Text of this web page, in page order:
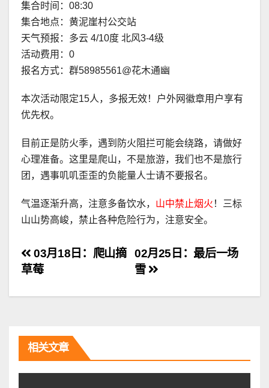
集合时间：08:30
集合地点：黄泥崖村公交站
天气预报：多云 4/10度 北风3-4级
活动费用：0
报名方式：群58985561@花木通幽
本次活动限定15人，多报无效！户外网徽章用户享有
优先权。
目前正是防火季，遇到防火阻拦可能会绕路，请做好
心理准备。这里是爬山，不是旅游，我们也不是旅行
团，遇事叽叽歪歪的负能量人士请不要报名。
气温逐渐升高，注意多备饮水， 山中禁止烟火 ！三标
山山势高峻，禁止各种危险行为，注意安全。
文
章
航
02月25日：最后一场
雪
03月18日：爬山摘
草莓
相关文章